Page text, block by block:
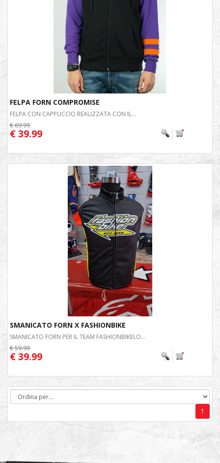
FELPA FORN COMPROMISE
FELPA CON CAPPUCCIO REALIZZATA CON IL...
€ 69.99
€ 39.99
SMANICATO FORN X FASHIONBIKE
SMANICATO FORN PER IL TEAM FASHIONBIKELO...
€ 59.99
€ 39.99
1